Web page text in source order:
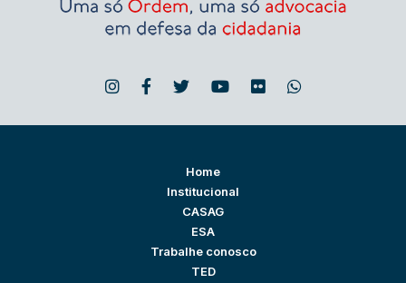
Home
Institucional
CASAG
ESA
Trabalhe conosco
TED